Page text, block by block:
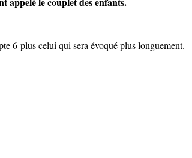
6 plus celui qui sera évoqué plus longuement.